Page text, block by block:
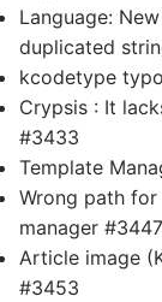
Language:
duplicated
kcodetype
Crypsis : It
#3433
Template
Wrong path
manager #3447
Article image
#3453